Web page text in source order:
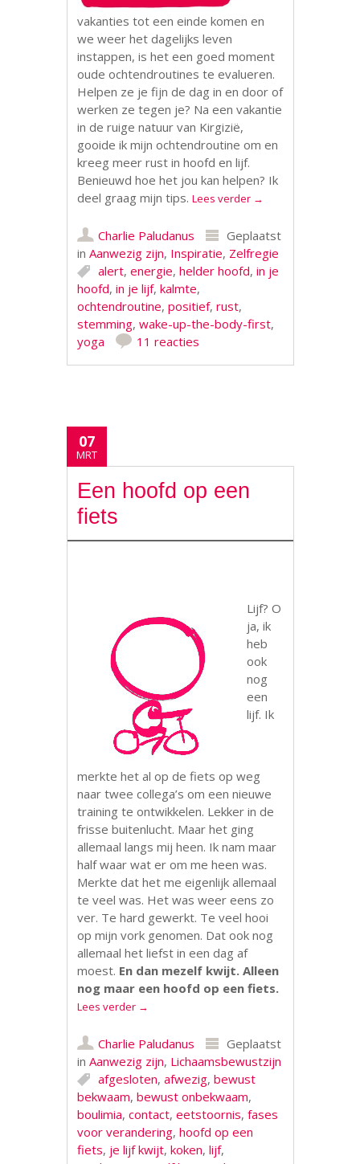
vakanties tot een einde komen en
we weer het dagelijks leven
instappen, is het een goed moment
oude ochtendroutines te evalueren.
Helpen ze je fijn de dag in en door of
werken ze tegen je? Na een vakantie
in de ruige natuur van Kirgizië,
gooide ik mijn ochtendroutine om en
kreeg meer rust in hoofd en lijf.
Benieuwd hoe het jou kan helpen? Ik
deel graag mijn tips.Lees verder →
Charlie Paludanus
Geplaatst
inAanwezig zijn, Inspiratie, Zelfregie
alert,energie,helder hoofd,in je
hoofd,in je lijf,kalmte,
ochtendroutine,positief,rust,
stemming,wake-up-the-body-first,
yoga
11 reacties
07
MRT
Een hoofd op een
fiets
Lijf? O
ja, ik
heb
ook
nog
een
lijf. Ik
merkte het al op de fiets op weg
naar twee collega’s om een nieuwe
training te ontwikkelen. Lekker in de
frisse buitenlucht. Maar het ging
allemaal langs mij heen. Ik nam maar
half waar wat er om me heen was.
Merkte dat het me eigenlijk allemaal
te veel was. Het was weer eens zo
ver. Te hard gewerkt. Te veel hooi
op mijn vork genomen. Dat ook nog
allemaal het liefst in een dag af
moest. En dan mezelf kwijt. Alleen
nog maar een hoofd op een fiets.
Lees verder →
Charlie Paludanus
Geplaatst
inAanwezig zijn, Lichaamsbewustzijn
afgesloten,afwezig,bewust
bekwaam,bewust onbekwaam,
boulimia,contact,eetstoornis,fases
voor verandering,hoofd op een
fiets, je lijf kwijt,koken,lijf,